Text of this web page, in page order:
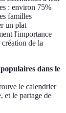
: environ 75%
familles
un plat
l'importance
de la
dans le
le calendrier
et le partage de